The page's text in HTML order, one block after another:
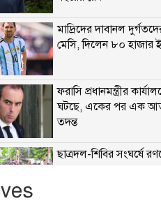
মাদ্রিদের দাবানল
মেসি, দিলেন ৮০ হাজার
ফরাসি প্রধানমন্ত্রীর
ঘটছে, একের পর এক
তদন্ত
ছাত্রদল-শিবির সংঘর্ষে